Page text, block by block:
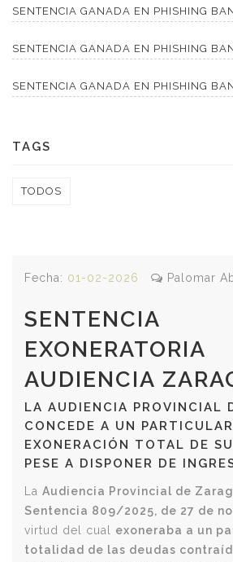
SENTENCIA GANADA EN PHISHING
SENTENCIA GANADA EN PHISHING
SENTENCIA GANADA EN PHISHING
TAGS
TODOS
Fecha: 01-02-2026 Palomar
SENTENCIA
EXONERATORIA
AUDIENCIA
LA AUDIENCIA PROVINCIAL
CONCEDE A UN
EXONERACIÓN TOTAL DE
PESE A DISPONER DE
La Audiencia Provincial de
Sentencia 809/2025, de 27 de
virtud del cual exoneraba a un
totalidad de las deudas